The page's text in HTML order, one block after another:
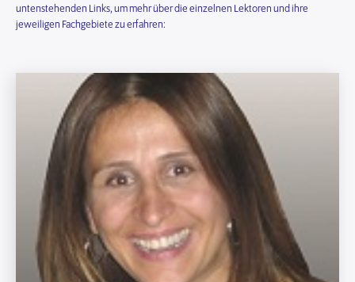
untenstehenden Links, um mehr über die einzelnen Lektoren und ihre
jeweiligen Fachgebiete zu erfahren: